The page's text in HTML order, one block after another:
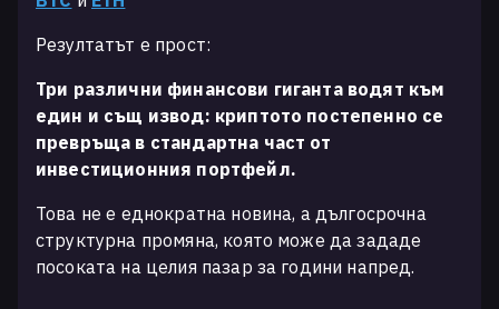
Резултатът е прост:
Три различни финансови гиганта водят към
един и същ извод: криптото постепенно се
превръща в стандартна част от
инвестиционния портфейл.
Това не е еднократна новина, а дългосрочна
структурна промяна, която може да зададе
посоката на целия пазар за години напред.